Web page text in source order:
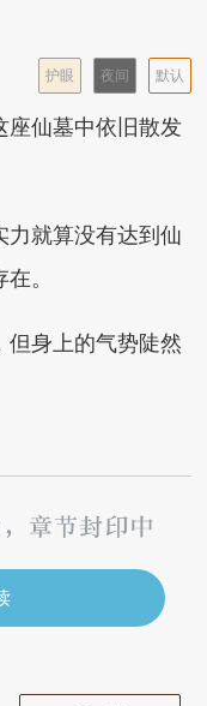
默认
夜间
护眼
座仙墓中依旧散发
力就算没有达到仙
。
但身上的气势陡然